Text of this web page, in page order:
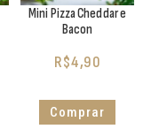
Mini Pizza Cheddar e
Bacon
R$4,90
Comprar